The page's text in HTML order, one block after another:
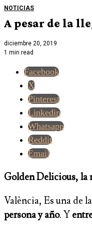
NOTICIAS
A pesar de la
diciembre 20, 2019
1 min read
Facebook
X
Pinterest
Linkedin
Whatsapp
Reddit
Email
Golden Delicious, la
València, Es una de
persona y año. Y